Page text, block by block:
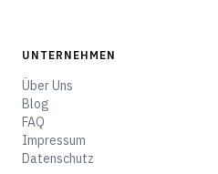
UNTERNEHMEN
Über Uns
Blog
FAQ
Impressum
Datenschutz